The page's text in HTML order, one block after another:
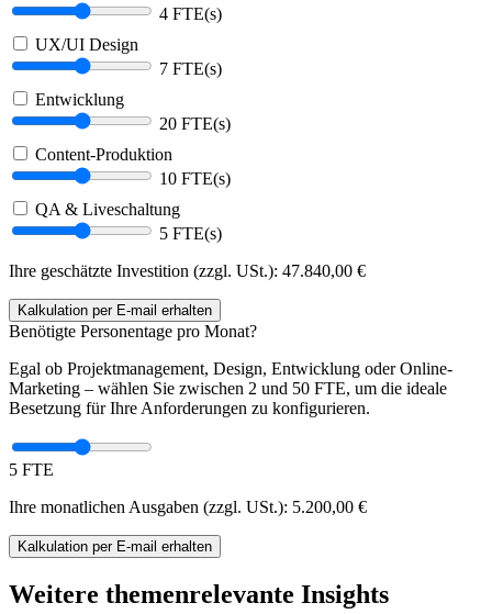
4 FTE(s)
UX/UI Design
7 FTE(s)
Entwicklung
20 FTE(s)
Content-Produktion
10 FTE(s)
QA & Liveschaltung
5 FTE(s)
Ihre geschätzte Investition (zzgl. USt.): 47.840,00 €
Kalkulation per E-mail erhalten
Benötigte Personentage pro Monat?
Egal ob Projektmanagement, Design, Entwicklung oder Online-
Marketing – wählen Sie zwischen 2 und 50 FTE, um die ideale
Besetzung für Ihre Anforderungen zu konfigurieren.
5 FTE
Ihre monatlichen Ausgaben (zzgl. USt.): 5.200,00 €
Kalkulation per E-mail erhalten
Weitere themenrelevante Insights